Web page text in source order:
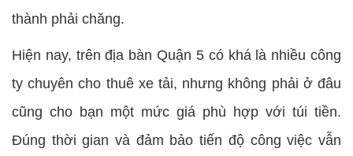
thành phải chăng.
Hiện nay, trên địa bàn Quận 5 có khá là nhiều công
ty chuyên cho thuê xe tải, nhưng không phải ở đâu
cũng cho bạn một mức giá phù hợp với túi tiền.
Đúng thời gian và đảm bảo tiến độ công việc vẫn